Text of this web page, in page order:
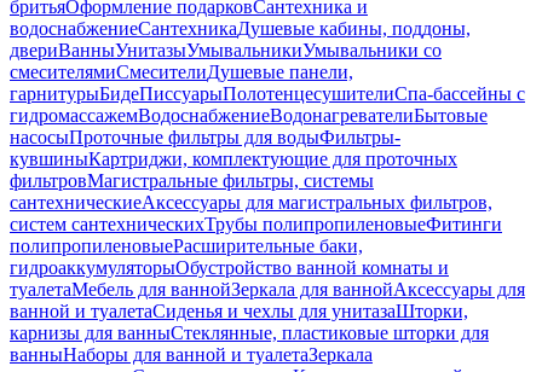
бритьяОформление подарковСантехника и
водоснабжениеСантехникаДушевые кабины, поддоны,
двериВанныУнитазыУмывальникиУмывальники со
смесителямиСмесителиДушевые панели,
гарнитурыБидеПиссуарыПолотенцесушителиСпа-бассейны с
гидромассажемВодоснабжениеВодонагревателиБытовые
насосыПроточные фильтры для водыФильтры-
кувшиныКартриджи, комплектующие для проточных
фильтровМагистральные фильтры, системы
сантехническиеАксессуары для магистральных фильтров,
систем сантехническихТрубы полипропиленовыеФитинги
полипропиленовыеРасширительные баки,
гидроаккумуляторыОбустройство ванной комнаты и
туалетаМебель для ваннойЗеркала для ваннойАксессуары для
ванной и туалетаСиденья и чехлы для унитазаШторки,
карнизы для ванныСтеклянные, пластиковые шторки для
ванныНаборы для ванной и туалетаЗеркала